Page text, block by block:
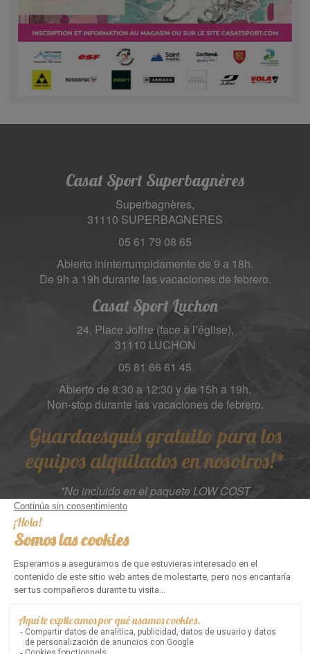
Casat Sport Superbagnères
Superbagnères,
31110 SUPERBAGNERES
05 61 79 08 65
Abierto ininterrumpidamente de 9 a 18h.
De 9h a 19h durante las vacaciones de febrero.
Casat Sport Luchon
24, Place Joffre (face à l’église),
31110 LUCHON
05 81 66 61 45
Abierto de 8:30 a 12:30 y de 15h a 19h.
Non-stop durante las vacaciones de febrero.
Guardaesquís gratuito para los
equipos alquilados en nosotros!*
*No incluido en el paquete LOW COST
Inicio
Mapa del sitio